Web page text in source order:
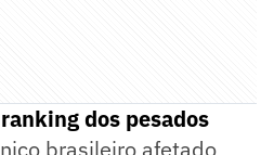
dos pesados
brasileiro afetado